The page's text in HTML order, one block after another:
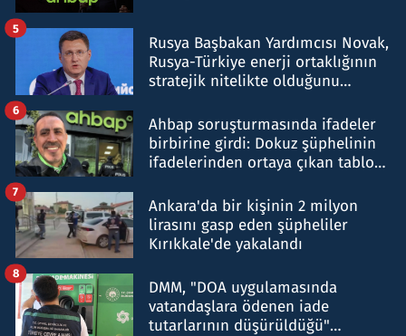
Rusya Başbakan Yardımcısı Novak,
Rusya-Türkiye enerji ortaklığının
stratejik nitelikte olduğunu
5
Ahbap soruşturmasında ifadeler
birbirine girdi: Dokuz şüphelinin
ifadelerinden ortaya çıkan tablo
6
Ankara'da bir kişinin 2 milyon
lirasını gasp eden şüpheliler
Kırıkkale'de yakalandı
7
DMM, "DOA uygulamasında
vatandaşlara ödenen iade
tutarlarının düşürüldüğü"
8